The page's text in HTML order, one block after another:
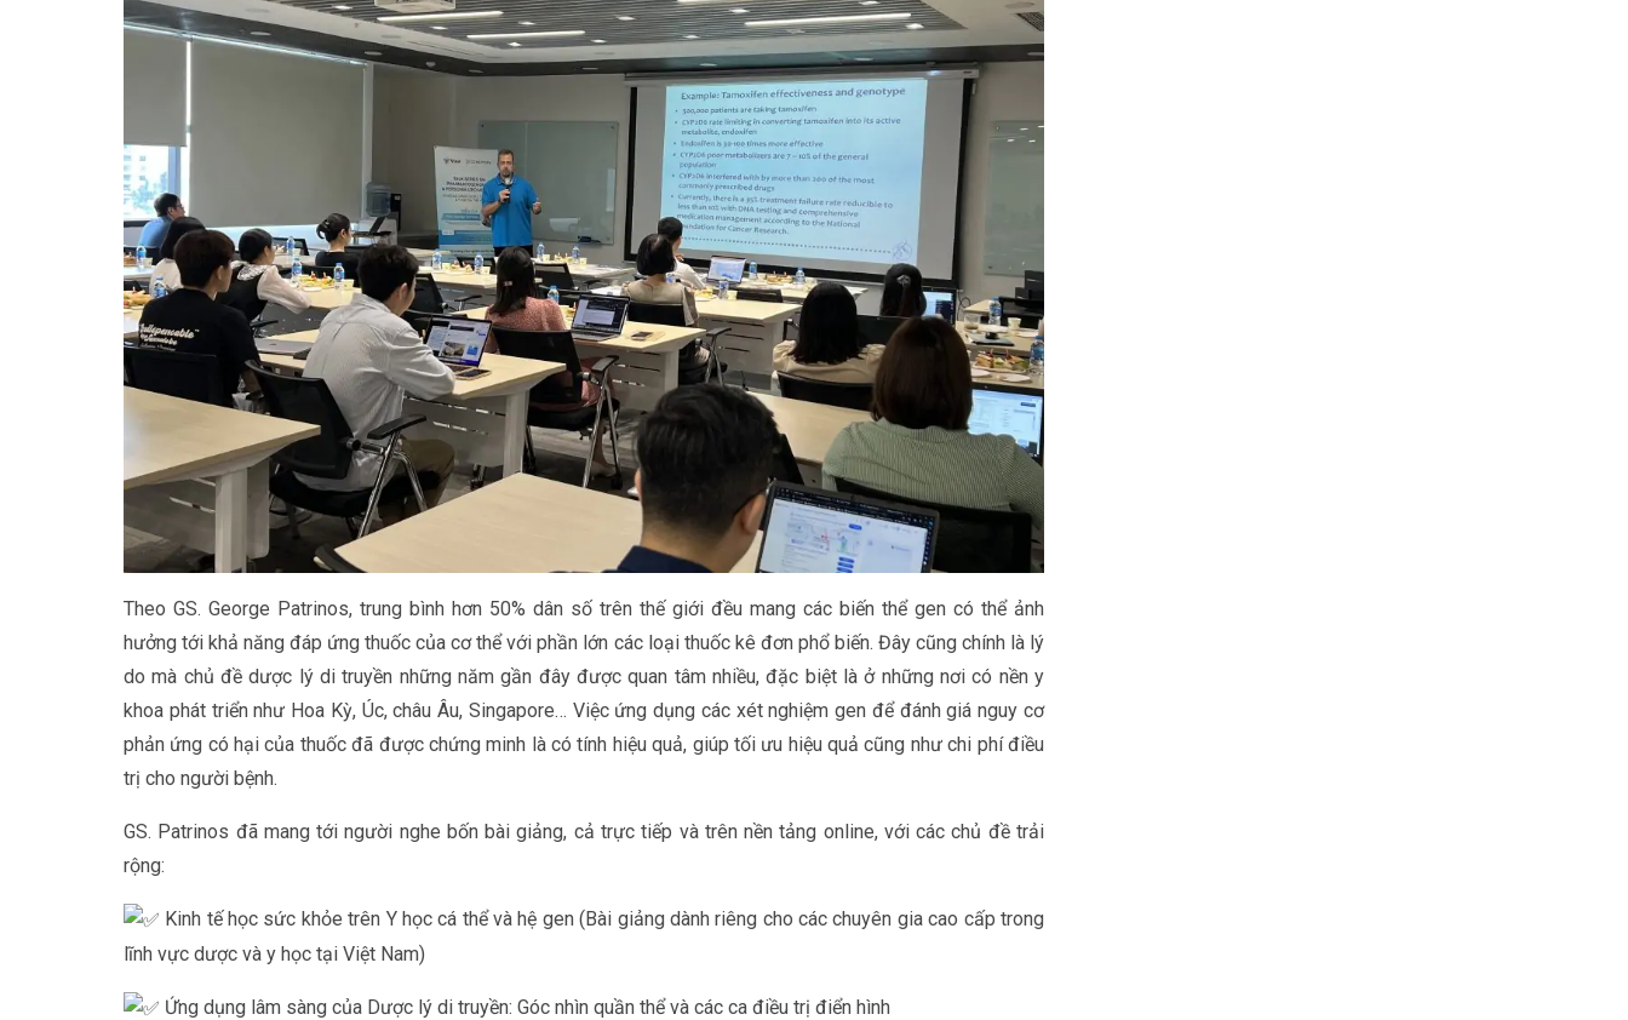
Theo GS. George Patrinos, trung bình hơn 50% dân số trên thế giới đều mang các biến thể gen có thể ảnh
hưởng tới khả năng đáp ứng thuốc của cơ thể với phần lớn các loại thuốc kê đơn phổ biến. Đây cũng chính là lý
do mà chủ đề dược lý di truyền những năm gần đây được quan tâm nhiều, đặc biệt là ở những nơi có nền y
khoa phát triển như Hoa Kỳ, Úc, châu Âu, Singapore… Việc ứng dụng các xét nghiệm gen để đánh giá nguy cơ
phản ứng có hại của thuốc đã được chứng minh là có tính hiệu quả, giúp tối ưu hiệu quả cũng như chi phí điều
trị cho người bệnh.
GS. Patrinos đã mang tới người nghe bốn bài giảng, cả trực tiếp và trên nền tảng online, với các chủ đề trải
rộng:
Kinh tế học sức khỏe trên Y học cá thể và hệ gen (Bài giảng dành riêng cho các chuyên gia cao cấp trong
lĩnh vực dược và y học tại Việt Nam)
Ứng dụng lâm sàng của Dược lý di truyền: Góc nhìn quần thể và các ca điều trị điển hình